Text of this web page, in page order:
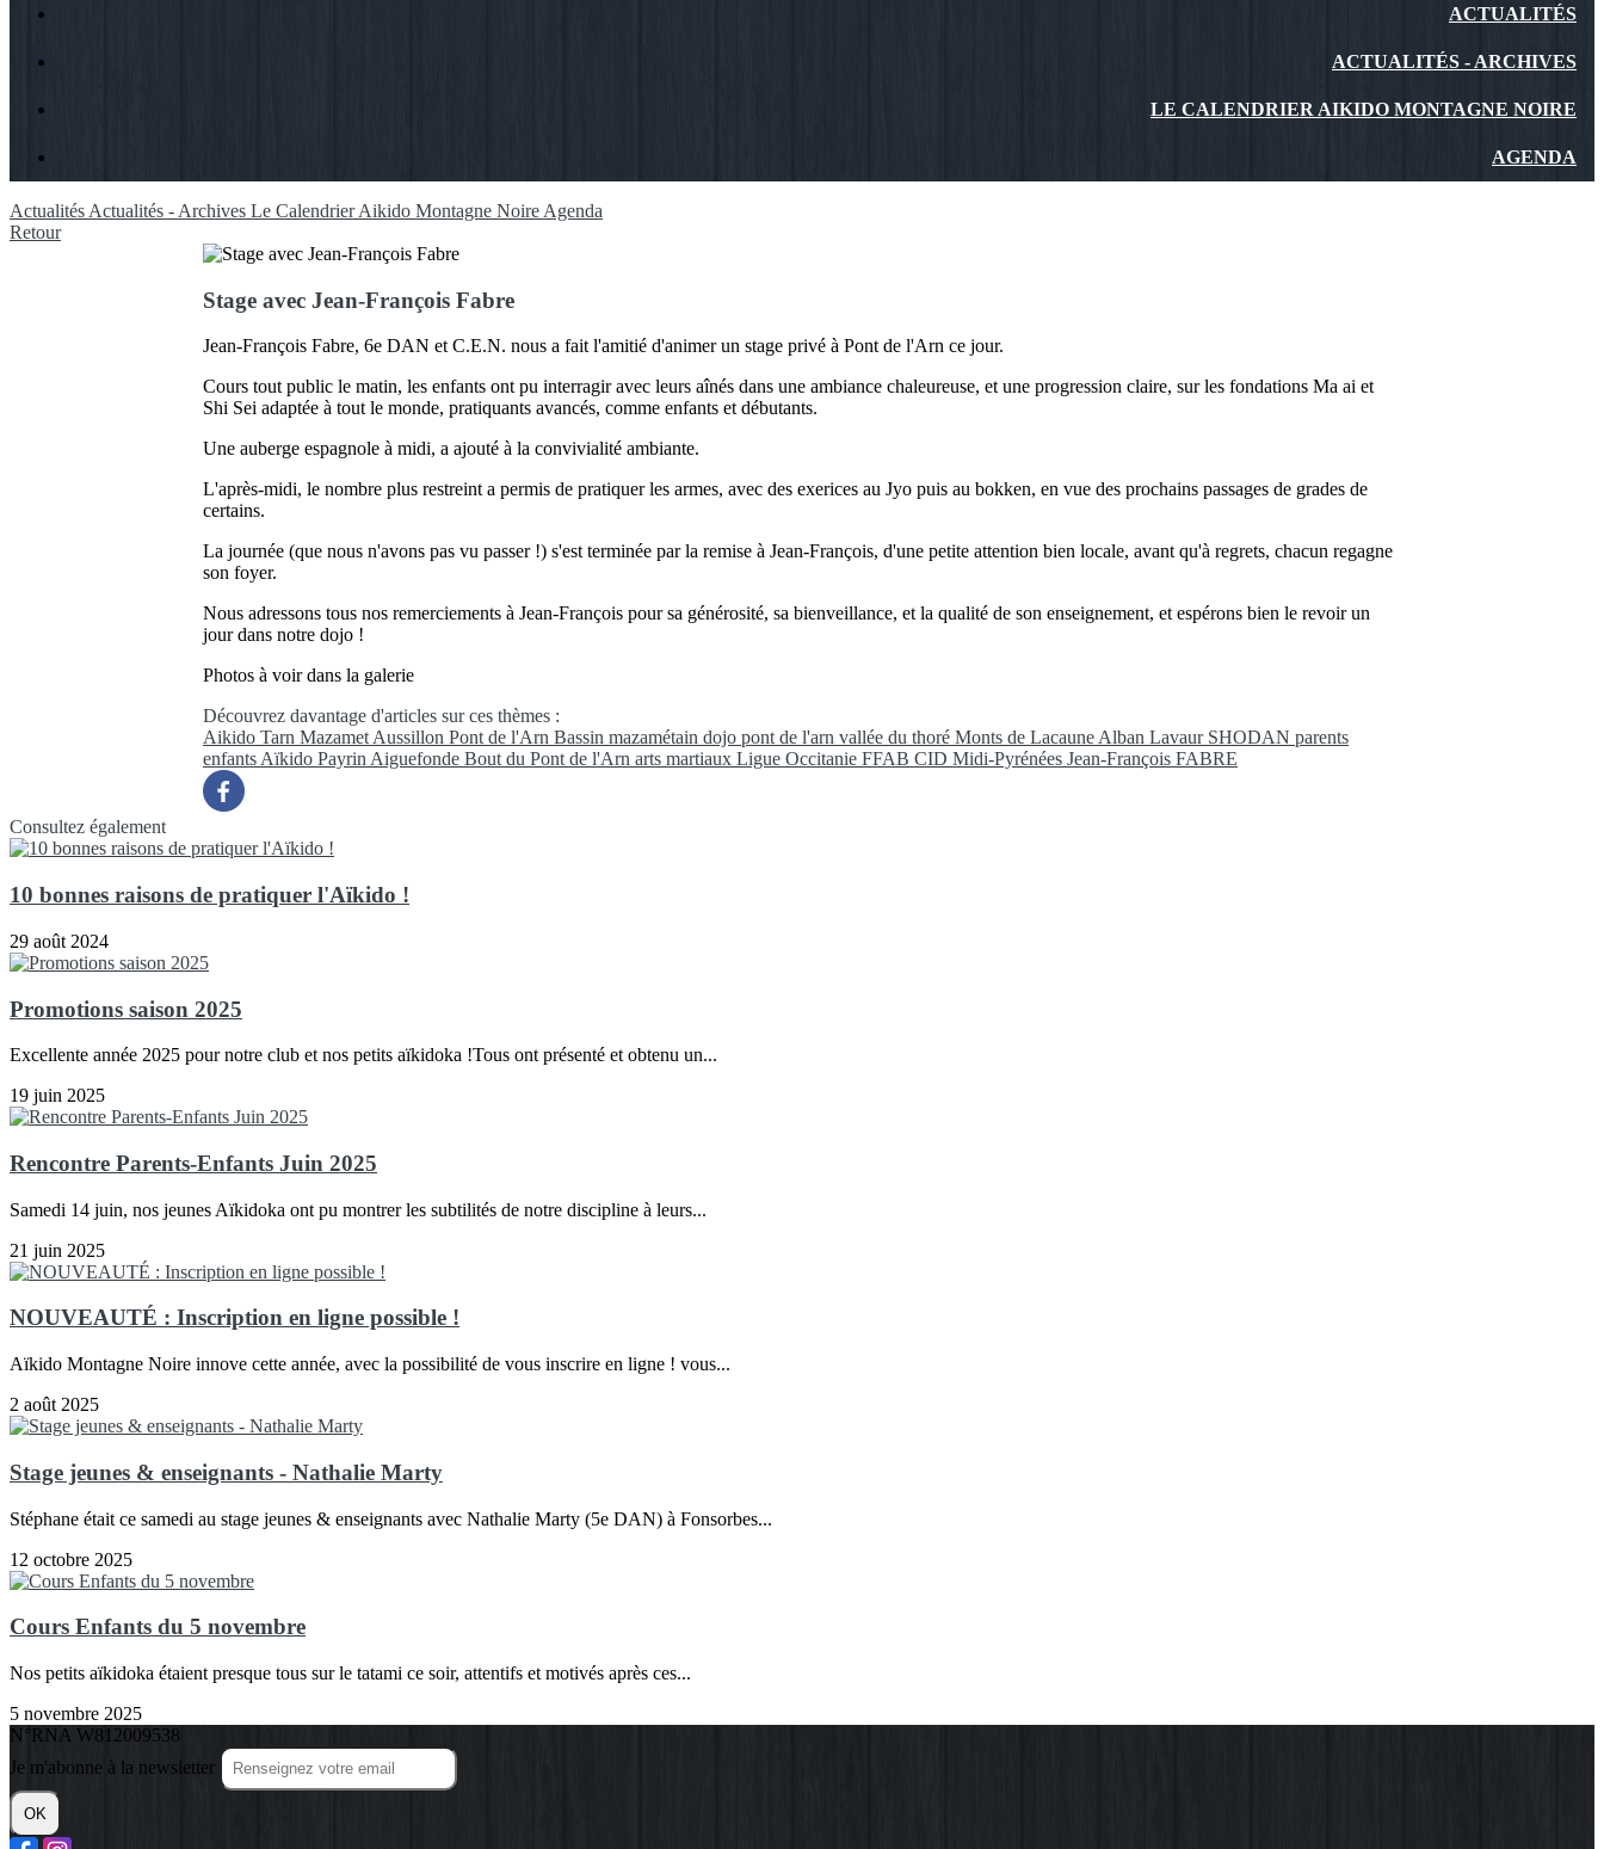
ACTUALITÉS
ACTUALITÉS - ARCHIVES
LE CALENDRIER AIKIDO MONTAGNE NOIRE
AGENDA
Actualités Actualités - Archives Le Calendrier Aikido Montagne Noire Agenda
Retour
Stage avec Jean-François Fabre
Jean-François Fabre, 6e DAN et C.E.N. nous a fait l'amitié d'animer un stage privé à Pont de l'Arn ce jour.
Cours tout public le matin, les enfants ont pu interragir avec leurs aînés dans une ambiance chaleureuse, et une progression claire, sur les fondations Ma ai et
Shi Sei adaptée à tout le monde, pratiquants avancés, comme enfants et débutants.
Une auberge espagnole à midi, a ajouté à la convivialité ambiante.
L'après-midi, le nombre plus restreint a permis de pratiquer les armes, avec des exerices au Jyo puis au bokken, en vue des prochains passages de grades de
certains.
La journée (que nous n'avons pas vu passer !) s'est terminée par la remise à Jean-François, d'une petite attention bien locale, avant qu'à regrets, chacun regagne
son foyer.
Nous adressons tous nos remerciements à Jean-François pour sa générosité, sa bienveillance, et la qualité de son enseignement, et espérons bien le revoir un
jour dans notre dojo !
Photos à voir dans la galerie
Découvrez davantage d'articles sur ces thèmes :
Aikido Tarn MazametAussillon Pont de l'Arn Bassin mazamétain dojo pont de l'arn vallée du thoré Monts de LacauneAlban Lavaur SHODAN parents
enfantsAïkido PayrinAiguefonde Bout du Pont de l'Arn arts martiaux Ligue Occitanie FFAB CID Midi-Pyrénées Jean-François FABRE
Consultez également
10 bonnes raisons de pratiquer l'Aïkido !
29 août 2024
Promotions saison 2025
Excellente année 2025 pour notre club et nos petits aïkidoka !Tous ont présenté et obtenu un...
19 juin 2025
Rencontre Parents-Enfants Juin 2025
Samedi 14 juin, nos jeunes Aïkidoka ont pu montrer les subtilités de notre discipline à leurs...
21 juin 2025
NOUVEAUTÉ : Inscription en ligne possible !
Aïkido Montagne Noire innove cette année, avec la possibilité de vous inscrire en ligne ! vous...
2 août 2025
Stage jeunes & enseignants - Nathalie Marty
Stéphane était ce samedi au stage jeunes & enseignants avec Nathalie Marty (5e DAN) à Fonsorbes...
12 octobre 2025
Cours Enfants du 5 novembre
Nos petits aïkidoka étaient presque tous sur le tatami ce soir, attentifs et motivés après ces...
5 novembre 2025
N°RNA W812009538
Je m'abonne à la newsletter
OK